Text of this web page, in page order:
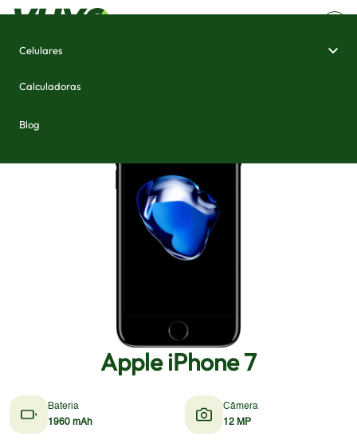
Celulares
Calculadoras
Blog
Apple iPhone 7
Bateria
1960 mAh
Câmera
12 MP